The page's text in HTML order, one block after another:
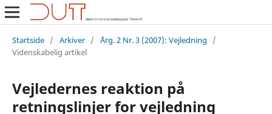
Startside / Arkiver / Årg. 2 Nr. 3 (2007): Vejledning
/
Videnskabelig artikel
Vejledernes reaktion på
retningslinjer for vejledning